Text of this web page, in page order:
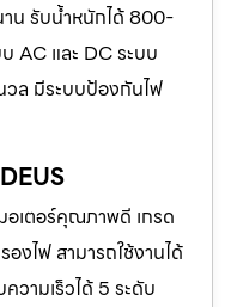
าน รับน้ำหนักได้ 800-
AC และ DC ระบบ
ล มีระบบป้องกันไฟ
อเตอร์คุณภาพดี เกรด
งไฟ สามารถใช้งานได้
ามเร็วได้ 5 ระดับ